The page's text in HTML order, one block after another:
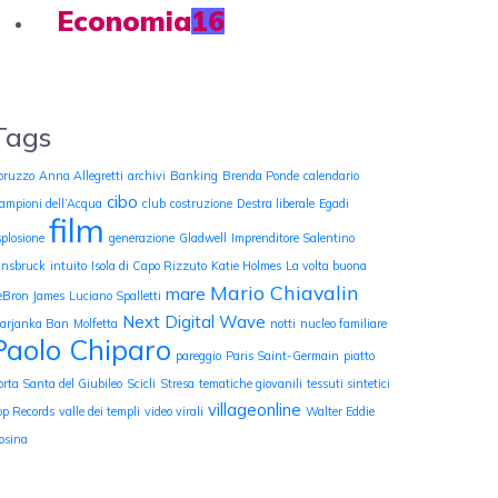
Economia16
Anna Allegretti archivi Banking Brenda Ponde calendario
dell’Acqua cibo club costruzione Destra liberale Egadi
film generazione Gladwell Imprenditore Salentino
intuito Isola di Capo Rizzuto Katie Holmes La volta buona
James Luciano Spalletti mare Mario Chiavalin
Ban Molfetta Next Digital Wave notti nucleo familiare
Chiparo pareggio Paris Saint-Germain piatto
Santa del Giubileo Scicli Stresa tematiche giovanili tessuti sintetici
Records valle dei templi video virali villageonline Walter Eddie